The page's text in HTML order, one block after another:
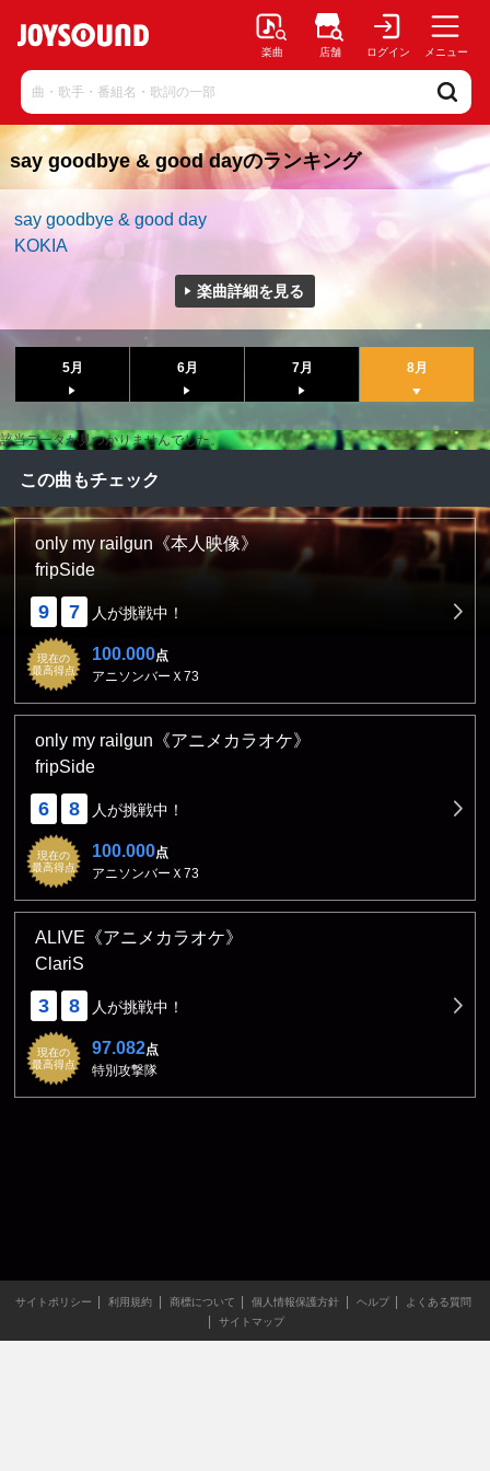
楽曲 店舗 ログイン メニュー
say goodbye & good dayのランキング
say goodbye & good day
KOKIA
楽曲詳細を見る
5月 6月 7月 8月
該当データが見つかりませんでした。
この曲もチェック
only my railgun《本人映像》
fripSide
9 7 人が挑戦中！
現在の
最高得点
100.000点
アニソンバーＸ73
only my railgun《アニメカラオケ》
fripSide
6 8 人が挑戦中！
現在の
最高得点
100.000点
アニソンバーＸ73
ALIVE《アニメカラオケ》
ClariS
3 8 人が挑戦中！
現在の
最高得点
97.082点
特別攻撃隊
サイトポリシー 利用規約 商標について 個人情報保護方針 ヘルプ
よくある質問
サイトマップ